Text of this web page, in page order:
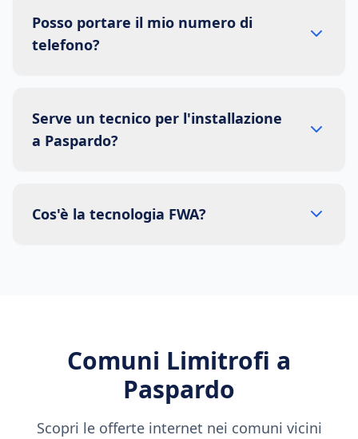
Posso portare il mio numero di
telefono?
Serve un tecnico per l'installazione
a Paspardo?
Cos'è la tecnologia FWA?
Comuni Limitrofi a
Paspardo
Scopri le offerte internet nei comuni vicini